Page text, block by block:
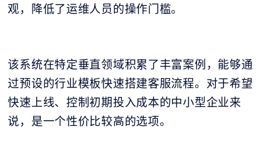
观，降低了运维人员的操作门槛。
该系统在特定垂直领域积累了丰富案例，能够通
过预设的行业模板快速搭建客服流程。对于希望
快速上线、控制初期投入成本的中小型企业来
说，是一个性价比较高的选项。